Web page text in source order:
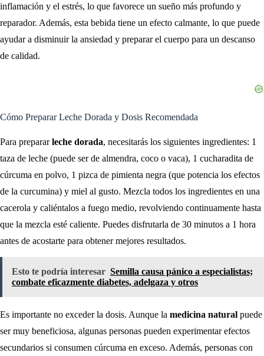
inflamación y el estrés, lo que favorece un sueño más profundo y
reparador. Además, esta bebida tiene un efecto calmante, lo que puede
ayudar a disminuir la ansiedad y preparar el cuerpo para un descanso
de calidad.
Cómo Preparar Leche Dorada y Dosis Recomendada
Para prepararleche dorada, necesitarás los siguientes ingredientes: 1
taza de leche (puede ser de almendra, coco o vaca), 1 cucharadita de
cúrcuma en polvo, 1 pizca de pimienta negra (que potencia los efectos
de la curcumina) y miel al gusto. Mezcla todos los ingredientes en una
cacerola y caliéntalos a fuego medio, revolviendo continuamente hasta
que la mezcla esté caliente. Puedes disfrutarla de 30 minutos a 1 hora
antes de acostarte para obtener mejores resultados.
Esto te podría interesar Semilla causa pánico a especialistas;
combate eficazmente diabetes, adelgaza y otros
Es importante no exceder la dosis. Aunque la medicina natural puede
ser muy beneficiosa, algunas personas pueden experimentar efectos
secundarios si consumen cúrcuma en exceso. Además, personas con